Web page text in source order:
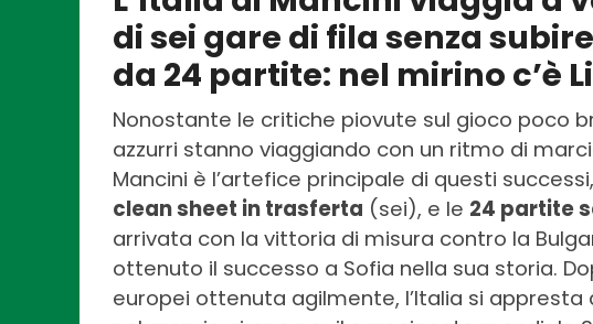
di sei gare di fila senza
da 24 partite: nel mirino c’è
Nonostante le critiche piovute sul gioco poco
azzurri stanno viaggiando con un ritmo di
Mancini è l’artefice principale di questi
clean sheet in trasferta (sei), e le 24 partite
arrivata con la vittoria di misura contro la
ottenuto il successo a Sofia nella sua storia.
europei ottenuta agilmente, l’Italia si